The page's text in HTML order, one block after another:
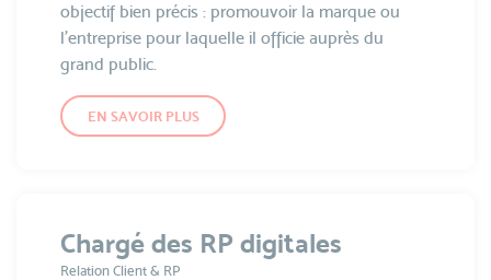
objectif bien précis : promouvoir la marque ou
l’entreprise pour laquelle il officie auprès du
grand public.
EN SAVOIR PLUS
Chargé des RP digitales
Relation Client & RP